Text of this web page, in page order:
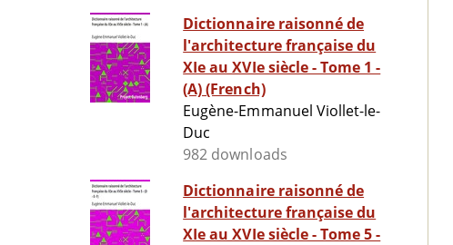
Dictionnaire raisonné de
l'architecture française du
XIe au XVIe siècle - Tome 1 -
(A) (French)
Eugène-Emmanuel Viollet-le-
Duc
982 downloads
Dictionnaire raisonné de
l'architecture française du
XIe au XVIe siècle - Tome 5 -